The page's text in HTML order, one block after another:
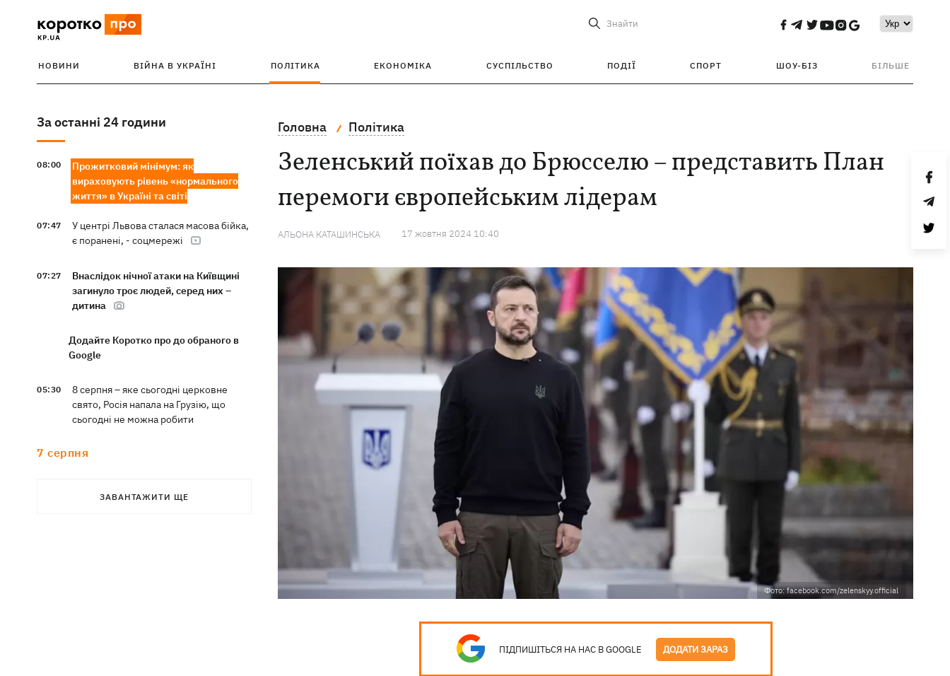
Знайти
НОВИНИ ВІЙНА В УКРАЇНІ ПОЛІТИКА ЕКОНОМІКА СУСПІЛЬСТВО ПОДІЇ СПОРТ ШОУ-БІЗ БІЛЬШЕ
За останні 24 години
08:00
Прожитковий мінімум: як
вираховують рівень «нормального
життя» в Україні та світі
07:47
У центрі Львова сталася масова бійка,
є поранені, - соцмережі
07:27
Внаслідок нічної атаки на Київщині
загинуло троє людей, серед них –
дитина
Додайте Коротко про до обраного в
Google
05:30
8 серпня – яке сьогодні церковне
свято, Росія напала на Грузію, що
сьогодні не можна робити
7 серпня
Полякової із закликами змінити
ЗАВАНТАЖИТИ ЩЕ
Головна Політика
Зеленський поїхав до Брюсселю – представить План
перемоги європейським лідерам
АЛЬОНА КАТАШИНСЬКА 17 жовтня 2024 10:40
Фото: facebook.com/zelenskyy.official
ПІДПИШІТЬСЯ НА НАС В GOOGLE ДОДАТИ ЗАРАЗ